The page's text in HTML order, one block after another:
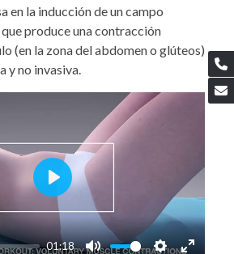
en la inducción de un campo
produce una contracción
(en la zona del abdomen o glúteos)
y no invasiva.
01:18
Play